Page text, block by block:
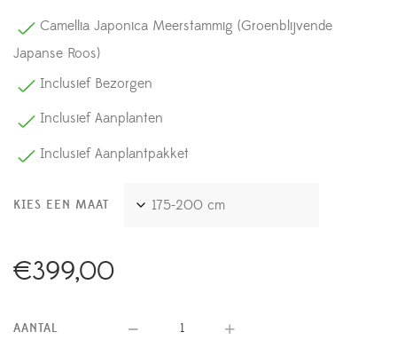
Camellia Japonica Meerstammig (Groenblijvende
Japanse Roos)
Inclusief Bezorgen
Inclusief Aanplanten
Inclusief Aanplantpakket
KIES EEN MAAT
€399,00
AANTAL